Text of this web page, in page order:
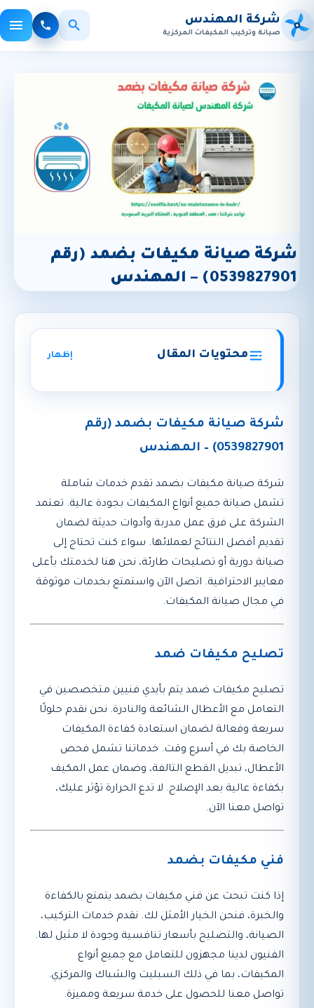
شركة المهندس
صيانة وتركيب المكيفات المركزية
بحث ×
صيانة مكيفات تركيب تنظيف
شركة صيانة مكيفات بضمد (رقم
0539827901) – المهندس
محتويات المقال إظهار
شركة صيانة مكيفات بضمد (رقم
0539827901) – المهندس
شركة صيانة مكيفات بضمد تقدم خدمات شاملة
تشمل صيانة جميع أنواع المكيفات بجودة عالية. تعتمد
الشركة على فرق عمل مدربة وأدوات حديثة لضمان
تقديم أفضل النتائج لعملائها. سواء كنت تحتاج إلى
صيانة دورية أو تصليحات طارئة، نحن هنا لخدمتك بأعلى
معايير الاحترافية. اتصل الآن واستمتع بخدمات موثوقة
في مجال صيانة المكيفات.
تصليح مكيفات ضمد
تصليح مكيفات ضمد يتم بأيدي فنيين متخصصين في
التعامل مع الأعطال الشائعة والنادرة. نحن نقدم حلولًا
سريعة وفعالة لضمان استعادة كفاءة المكيفات
الخاصة بك في أسرع وقت. خدماتنا تشمل فحص
الأعطال، تبديل القطع التالفة، وضمان عمل المكيف
بكفاءة عالية بعد الإصلاح. لا تدع الحرارة تؤثر عليك،
تواصل معنا الآن.
فني مكيفات بضمد
إذا كنت تبحث عن فني مكيفات بضمد يتمتع بالكفاءة
والخبرة، فنحن الخيار الأمثل لك. نقدم خدمات التركيب،
الصيانة، والتصليح بأسعار تنافسية وجودة لا مثيل لها.
الفنيون لدينا مجهزون للتعامل مع جميع أنواع
المكيفات، بما في ذلك السبليت والشباك والمركزي.
تواصل معنا للحصول على خدمة سريعة ومميزة.